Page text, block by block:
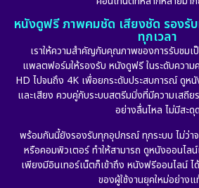
หนังดูฟรี ภาพคมชัด เสียงชัด รอง
ทุกเวลา
เราให้ความสำคัญกับคุณภาพของการรับชม
แพลตฟอร์มให้รองรับ หนังดูฟรี ในระดับควา
HD ไปจนถึง 4K เพื่อยกระดับประสบการณ์ ดูห
และเสียง ควบคู่กับระบบสตรีมมิ่งที่มีความเสถีย
อย่างลื่นไหล ไม่มีสะดุด
พร้อมกันนี้ยังรองรับทุกอุปกรณ์ ทุกระบบ ไม่ว่า
หรือคอมพิวเตอร์ ทำให้สามารถ ดูหนังออนไล
เพียงมีอินเทอร์เน็ตก็เข้าถึง หนังฟรีออนไลน์
ของผู้ใช้งานยุคใหม่อย่างแ